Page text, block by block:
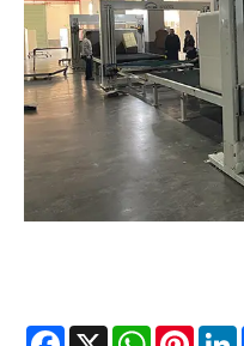
Facebook WhatsAppPinterest